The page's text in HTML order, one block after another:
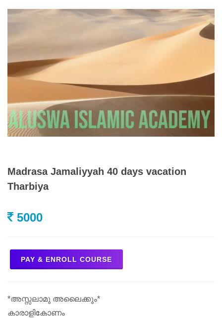
Madrasa Jamaliyyah 40 days vacation
Tharbiya
5000
PAY & ENROLL COURSE
*അസ്സലാമു അലൈക്കും*
കാരാളികോണം